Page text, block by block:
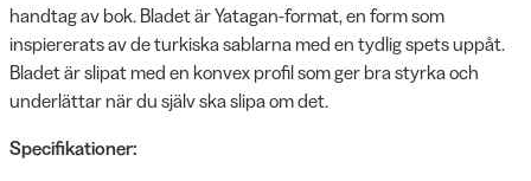
handtag av bok. Bladet är Yatagan-format, en form som
inspiererats av de turkiska sablarna med en tydlig spets uppåt.
Bladet är slipat med en konvex profil som ger bra styrka och
underlättar när du själv ska slipa om det.
Specifikationer: